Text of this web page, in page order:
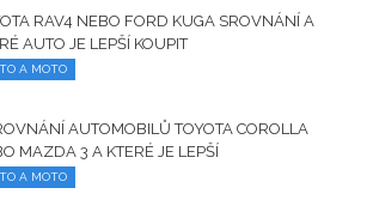
RAV4 NEBO FORD KUGA SROVNÁNÍ A
AUTO JE LEPŠÍ KOUPIT
A MOTO
AUTOMOBILŮ TOYOTA COROLLA
MAZDA 3 A KTERÉ JE LEPŠÍ
A MOTO